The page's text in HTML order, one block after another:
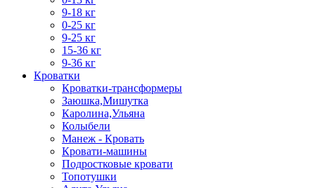
9-18 кг
0-25 кг
9-25 кг
15-36 кг
9-36 кг
Кроватки
Кроватки-трансформеры
Заюшка,Мишутка
Каролина,Ульяна
Колыбели
Манеж - Кровать
Кровати-машины
Подростковые кровати
Топотушки